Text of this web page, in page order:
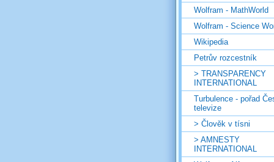
Wolfram - MathWorld
Wolfram - Science
Wikipedia
Petrův rozcestník
> TRANSPARENCY
INTERNATIONAL
Turbulence - pořad
televize
> Člověk v tísni
> AMNESTY
INTERNATIONAL